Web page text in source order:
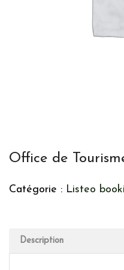
Office de
Catégorie : Listeo
Description